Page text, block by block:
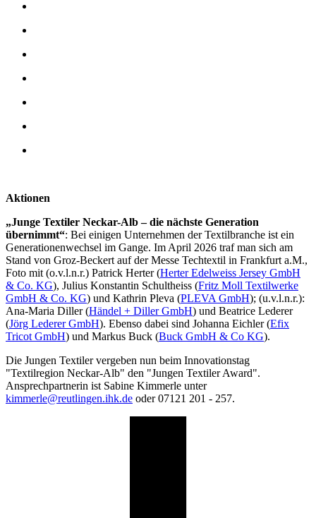
Aktionen
„Junge Textiler Neckar-Alb – die nächste Generation
übernimmt“: Bei einigen Unternehmen der Textilbranche ist ein
Generationenwechsel im Gange. Im April 2026 traf man sich am
Stand von Groz-Beckert auf der Messe Techtextil in Frankfurt a.M.,
Foto mit (o.v.l.n.r.) Patrick Herter(Herter Edelweiss Jersey GmbH
& Co. KG), Julius Konstantin Schultheiss (Fritz Moll Textilwerke
GmbH & Co. KG) und Kathrin Pleva (PLEVA GmbH); (u.v.l.n.r.):
Ana-Maria Diller (Händel + Diller GmbH) und Beatrice Lederer
(Jörg Lederer GmbH). Ebenso dabei sind Johanna Eichler (Efix
Tricot GmbH) und Markus Buck (Buck GmbH & Co KG).
Die Jungen Textiler vergeben nun beim Innovationstag
"Textilregion Neckar-Alb" den "Jungen Textiler Award".
Ansprechpartnerin ist Sabine Kimmerle unter
kimmerle@reutlingen.ihk.de oder 07121 201 - 257.